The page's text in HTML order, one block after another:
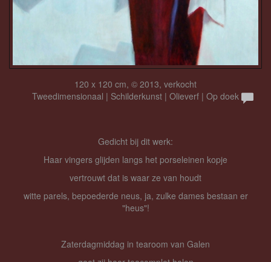
120 x 120 cm, © 2013, verkocht
Tweedimensionaal | Schilderkunst | Olieverf | Op doek
Gedicht bij dit werk:
Haar vingers glijden langs het porseleinen kopje
vertrouwt dat is waar ze van houdt
witte parels, bepoederde neus, ja, zulke dames bestaan er
"heus"!
Zaterdagmiddag in tearoom van Galen